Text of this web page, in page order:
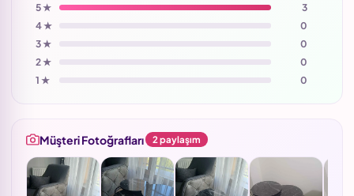
5 ★
3
4 ★
0
3 ★
0
2 ★
0
1 ★
0
Müşteri Fotoğrafları 2 paylaşım